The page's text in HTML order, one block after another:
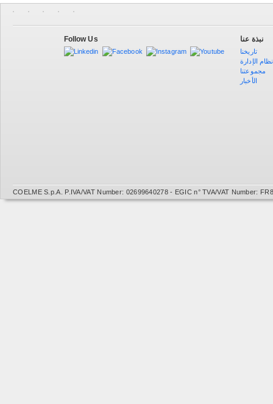
Follow Us نبذة عنا
تاريخنا
نظام الإدارة
مجموعتنا
الأخبار
COELME S.p.A. P.IVA/VAT Number: 02699640278 - EGIC n° TVA/VAT Number: